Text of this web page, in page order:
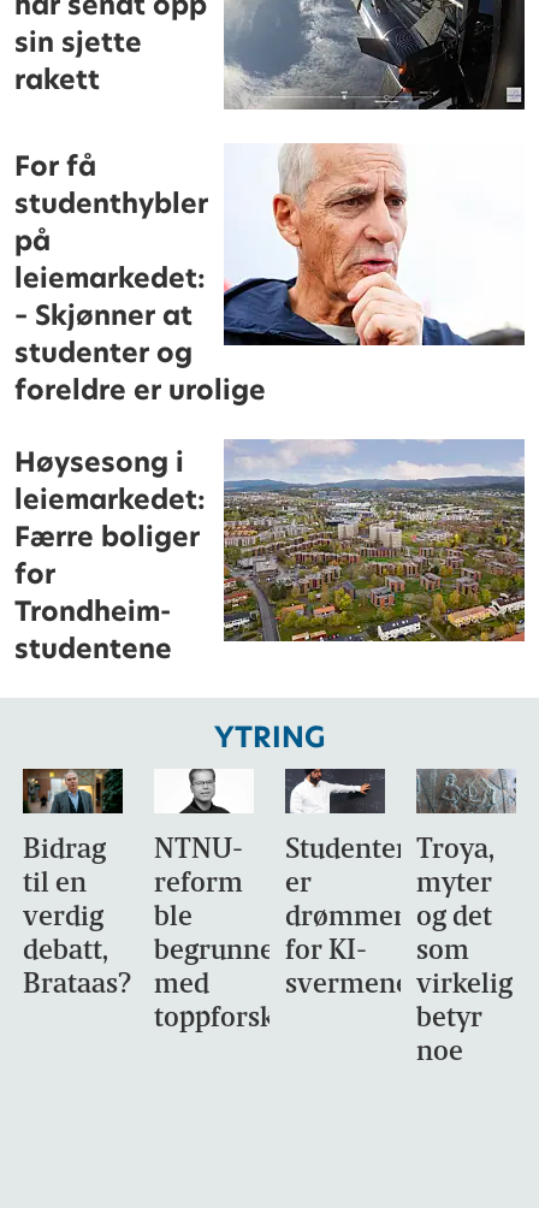
sin sjette
rakett
For få
studenthybler
på
leiemarkedet:
– Skjønner at
studenter og
foreldre er urolige
Høysesong i
leiemarkedet:
Færre boliger
for
Trondheim-
studentene
YTRING
Bidrag
til en
verdig
debatt,
Brataas?
NTNU-
reform
ble
begrunnet
med
toppforskning
Studentene
er
drømmemålet
for KI-
svermene
Troya,
myter
og det
som
virkelig
betyr
noe